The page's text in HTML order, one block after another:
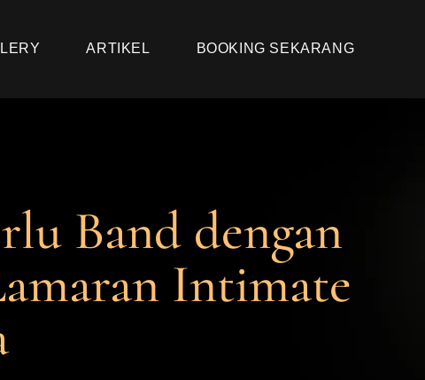
ARTIKEL BOOKING SEKARANG
Band dengan
Intimate